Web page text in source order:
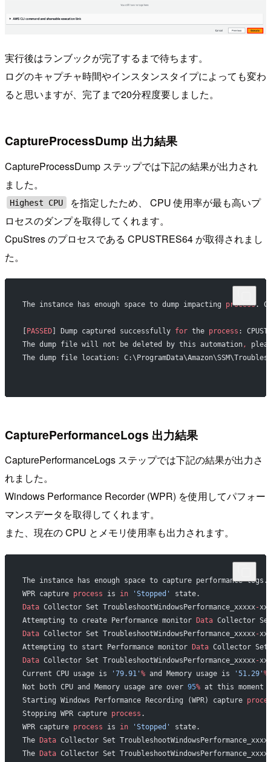
実行後はランブックが完了するまで待ちます。
ログのキャプチャ時間やインスタンスタイプによっても変わ
ると思いますが、完了まで20分程度要しました。
CaptureProcessDump 出力結果
CaptureProcessDump ステップでは下記の結果が出力され
ました。
Highest CPU
を指定したため、 CPU 使用率が最も高いプ
ロセスのダンプを取得してくれます。
CpuStres のプロセスである CPUSTRES64 が取得されまし
た。
The instance has enough space to dump impacting process.
PASSED] Dump captured successfully for the process :
The dump file will not be deleted by this automation,
The dump file location:
CapturePerformanceLogs 出力結果
CapturePerformanceLogs ステップでは下記の結果が出力さ
れました。
Windows Performance Recorder (WPR) を使用してパフォー
マンスデータを取得してくれます。
また、現在の CPU とメモリ使用率も出力されます。
The instance has enough space to capture performance logs.
WPR capture process is in 'Stopped'
state.
Data Collector Set TroubleshootWindowsPerformance_xxxxx-
Attempting to create Performance monitor
Data Collector Set
Data Collector Set TroubleshootWindowsPerformance_xxxxx-
Attempting to start Performance monitor
Data Collector Set
Data Collector Set TroubleshootWindowsPerformance_xxxxx-
Current CPU usage is
'79.91' % and Memory usage is '51.29' %
Not both CPU and Memory usage are over 95% at this moment
Starting Windows Performance Recording (WPR) capture
Stopping WPR capture process .
WPR capture process is in 'Stopped'
state.
The
Data Collector Set
The
Data Collector Set